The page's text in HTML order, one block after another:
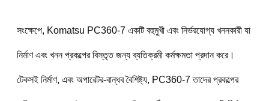
সংক্ষেপে, Komatsu PC360-7 একটি বহুমুখী এবং নির্ভরযোগ্য খননকারী যা
নির্মাণ এবং খনন প্রকল্পের বিস্তৃত জন্য ব্যতিক্রমী কর্মক্ষমতা প্রদান করে।
টেকসই নির্মাণ, এবং অপারেটর-বান্ধব বৈশিষ্ট্য, PC360-7 তাদের প্রকল্পের